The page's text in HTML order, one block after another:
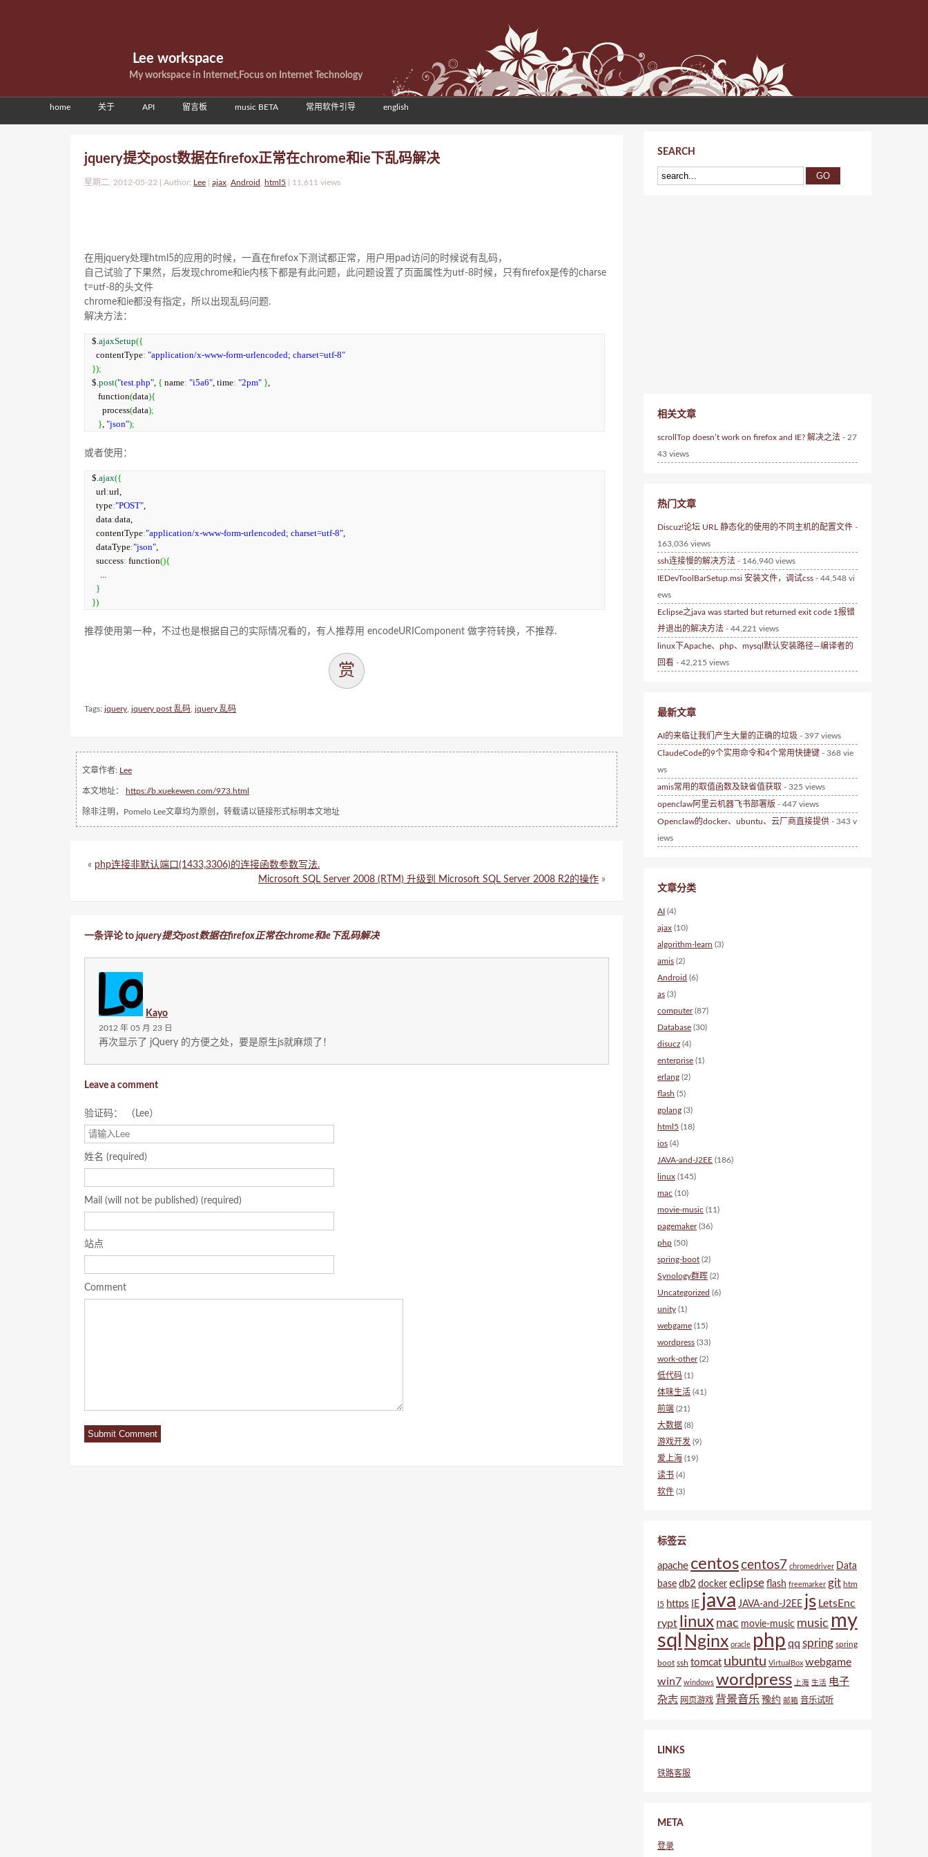
Lee workspace
My workspace in Internet,Focus on Internet Technology
home 关于 API 留言板 music BETA 常用软件引导 english
jquery提交post数据在firefox正常在chrome和ie下乱码解决
星期二, 2012-05-22 | Author: Lee ajax Android html5 11,611 views
在用jquery处理html5的应用的时候，一直在firefox下测试都正常，用户用pad访问的时候说有乱码，
自己试验了下果然，后发现chrome和ie内核下都是有此问题，此问题设置了页面属性为utf-8时候，只有firefox是传的charse
t=utf-8的头文件
chrome和ie都没有指定，所以出现乱码问题.
解决方法：
$.ajaxSetup({
  contentType
: "application/x-www-form-urlencoded; charset=utf-8"
});
$.post("test.php", { name: "i5a6", time: "2pm" },
   function
(data){
     process
(data);
}, "json");
或者使用：
$.ajax({
  url
:url,
  type
:"POST",
  data
:data,
  contentType
:"application/x-www-form-urlencoded; charset=utf-8",
  dataType
:"json",
  success
: function(){
}
})
推荐使用第一种，不过也是根据自己的实际情况看的，有人推荐用 encodeURIComponent 做字符转换，不推荐.
赏
Tags: jquery jquery post 乱码 jquery 乱码
文章作者: Lee
本文地址： https://b.xuekewen.com/973.html
除非注明，Pomelo Lee文章均为原创，转载请以链接形式标明本文地址
« php连接非默认端口(1433,3306)的连接函数参数写法.
Microsoft SQL Server 2008 (RTM) 升级到 Microsoft SQL Server 2008 R2的操作 »
一条评论 to jquery提交post数据在firefox正常在chrome和ie下乱码解决
Kayo
2012 年 05 月 23 日
再次显示了 jQuery 的方便之处，要是原生js就麻烦了！
Leave a comment
验证码： （Lee）
姓名 (required)
Mail (will not be published) (required)
站点
Comment
SEARCH
相关文章
scrollTop doesn’t work on firefox and IE? 解决之法 - 27
43 views
热门文章
Discuz!论坛 URL 静态化的使用的不同主机的配置文件 -
163,036 views
ssh连接慢的解决方法 - 146,940 views
IEDevToolBarSetup.msi 安装文件，调试css - 44,548 vi
ews
Eclipse之java was started but returned exit code 1报错
并退出的解决方法 - 44,221 views
linux下Apache、php、mysql默认安装路径—编译者的
回看 - 42,215 views
最新文章
AI的来临让我们产生大量的正确的垃圾 - 397 views
ClaudeCode的9个实用命令和4个常用快捷键 - 368 vie
ws
amis常用的取值函数及缺省值获取 - 325 views
openclaw阿里云机器飞书部署版 - 447 views
Openclaw的docker、ubuntu、云厂商直接提供 - 343 v
iews
文章分类
AI (4)
ajax (10)
algorithm-learn (3)
amis (2)
Android (6)
as (3)
computer(87)
Database (30)
disucz (4)
enterprise (1)
erlang (2)
flash (5)
golang (3)
html5 (18)
ios (4)
JAVA-and-J2EE (186)
linux (145)
mac (10)
movie-music (11)
pagemaker(36)
php (50)
spring-boot (2)
Synology群晖 (2)
Uncategorized (6)
unity (1)
webgame (15)
wordpress (33)
work-other(2)
低代码 (1)
体味生活 (41)
前端 (21)
大数据 (8)
游戏开发 (9)
爱上海 (19)
读书 (4)
软件 (3)
标签云
apache centoscentos7 chromedriver Data
base db2 docker eclipse flash freemarker git htm
l5 https IE java JAVA-and-J2EE js LetsEnc
rypt
linux mac movie-music music my
sql Nginx oracle php qq spring spring
boot ssh tomcat ubuntu VirtualBox webgame
win7 windows wordpress 上海 生活 电子
杂志 网页游戏 背景音乐 豫约 邮箱 音乐试听
LINKS
铁路客服
META
登录